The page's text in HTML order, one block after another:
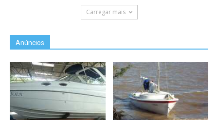
Carregar mais
Anúncios